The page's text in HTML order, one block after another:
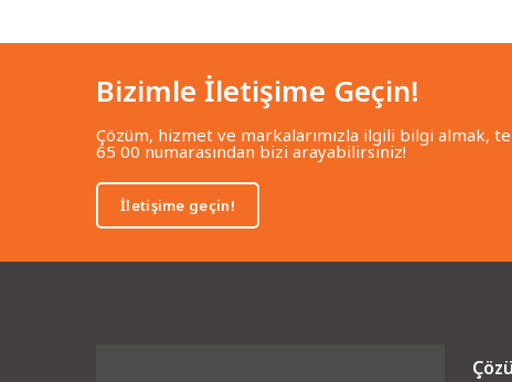
Bizimle İletişime Geçin!
Çözüm, hizmet ve markalarımızla ilgili bilgi almak,
65 00 numarasından bizi arayabilirsiniz!
İletişime geçin!